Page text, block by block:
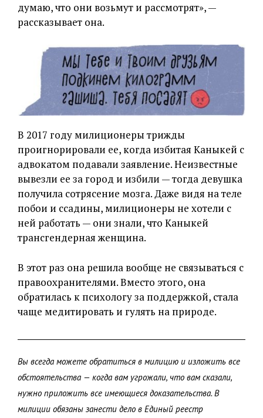
думаю, что они возьмут и рассмотрят», —
рассказывает она.
В 2017 году милиционеры трижды
проигнорировали ее, когда избитая Каныкей с
адвокатом подавали заявление. Неизвестные
вывезли ее за город и избили — тогда девушка
получила сотрясение мозга. Даже видя на теле
побои и ссадины, милиционеры не хотели с
ней работать — они знали, что Каныкей
трансгендерная женщина.
В этот раз она решила вообще не связываться с
правоохранителями. Вместо этого, она
обратилась к психологу за поддержкой, стала
чаще медитировать и гулять на природе.
Вы всегда можете обратиться в милицию и изложить все
обстоятельства — когда вам угрожали, что вам сказали,
нужно приложить все имеющиеся доказательства. В
милиции обязаны занести дело в Единый реестр